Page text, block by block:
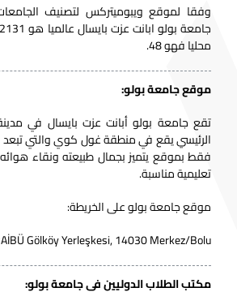
وفقا لموقع ويبوميتركس لتصنيف
محليا فهو 48.
موقع جامعة بولو:
تقع جامعة بولو أبانت عزت بايسال في
فقط بموقع يتميز بجمال طبيعته ونقاء
تعليمية مناسبة.
موقع جامعة بولو على الخريطة:
Gölköy Yerleşkesi, 14030 Merkez/Bolu.
مكتب الطلاب الدوليين في جامعة بولو: